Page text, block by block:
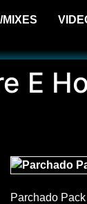
E
Parchado Pack